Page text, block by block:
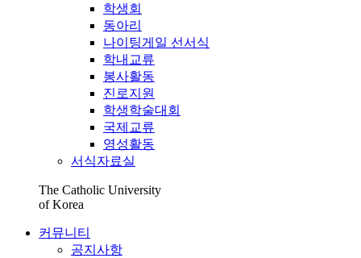
학생회
동아리
나이팅게일 선서식
학내교류
봉사활동
진로지원
학생학술대회
국제교류
영성활동
서식자료실
The Catholic University
of Korea
커뮤니티
공지사항